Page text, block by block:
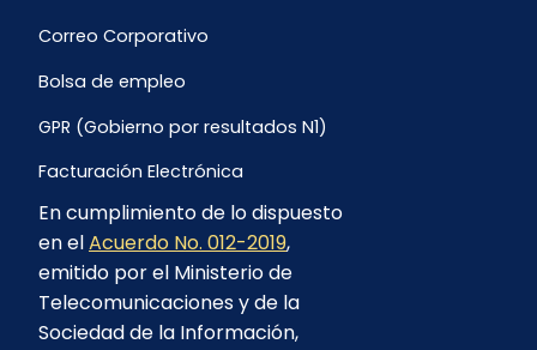
Correo Corporativo
Bolsa de empleo
GPR (Gobierno por resultados N1)
Facturación Electrónica
Archivo Histórico de Facturación
Portal Ambiental y Social
Proyecto Geotérmico Chachimbiro
En cumplimiento de lo dispuesto
en elAcuerdo No. 012-2019,
emitido por el Ministerio de
Telecomunicaciones y de la
Sociedad de la Información,